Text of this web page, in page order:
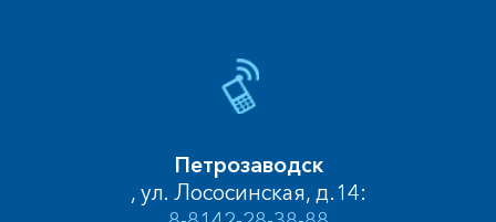
Петрозаводск
, ул. Лососинская, д.14: